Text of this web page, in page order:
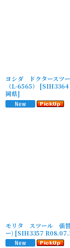
ヨシダ ドクタースツ
（L-6565）
[SIH3364
岡県]
モリタ スツール 張
ー) [SIH3357